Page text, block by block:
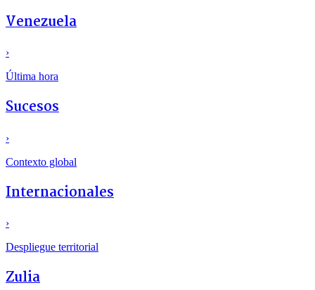
Venezuela
›
Última hora
Sucesos
›
Contexto global
Internacionales
›
Despliegue territorial
Zulia